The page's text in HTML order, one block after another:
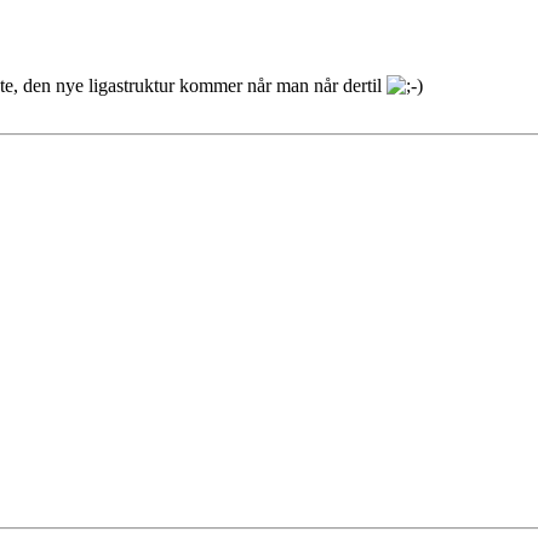
den nye ligastruktur kommer når man når dertil